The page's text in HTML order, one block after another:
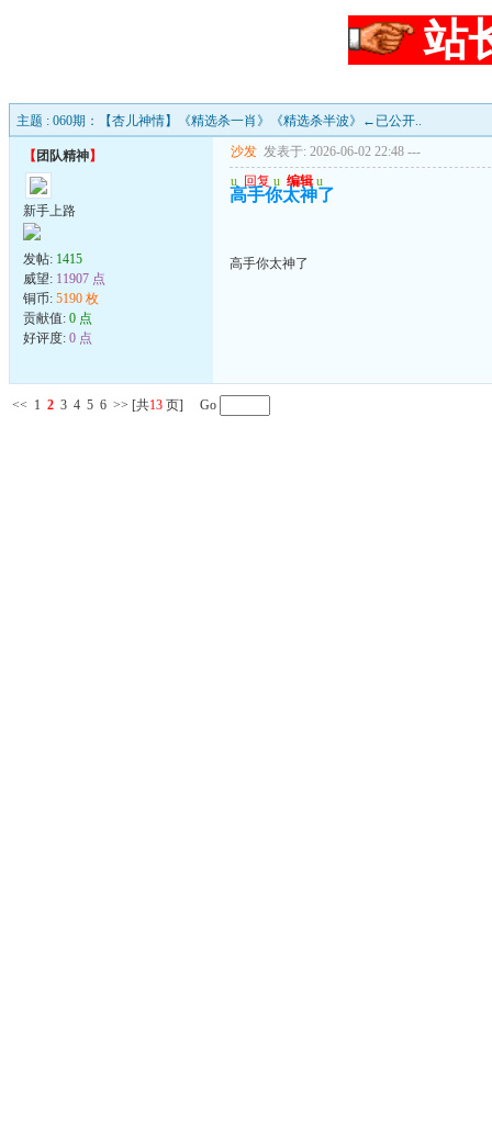
站
主题 : 060期：【杏儿神情】《精选杀一肖》《精选杀半波》←已公开..
【 团队精神】
新手上路
发帖: 1415
威望: 11907 点
铜币: 5190 枚
贡献值: 0 点
好评度: 0 点
沙发 发表于: 2026-06-02 22:48 ---
u 回复 u 编辑 u
高手你太神了
高手你太神了
<< 1 2 3 4 5 6 >> [共13 页] Go